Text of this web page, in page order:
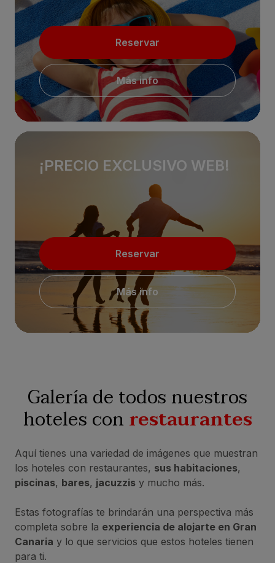
Reservar
Más info
¡PRECIO EXCLUSIVO WEB!
Reservar
Más info
Galería de todos nuestros
hoteles conrestaurantes
Aquí tienes una variedad de imágenes que muestran
los hoteles con restaurantes, sus habitaciones,
piscinas, bares, jacuzzis y mucho más.
Estas fotografías te brindarán una perspectiva más
completa sobre la experiencia de alojarte en Gran
Canaria y lo que servicios que estos hoteles tienen
para ti.